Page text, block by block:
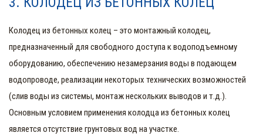
Колодец из бетонных колец – это монтажный колодец,
предназначенный для свободного доступа к водоподъемному
оборудованию, обеспечению незамерзания воды в подающем
водопроводе, реализации некоторых технических возможностей
(слив воды из системы, монтаж нескольких выводов и т.д.).
Основным условием применения колодца из бетонных колец
является отсутствие грунтовых вод на участке.